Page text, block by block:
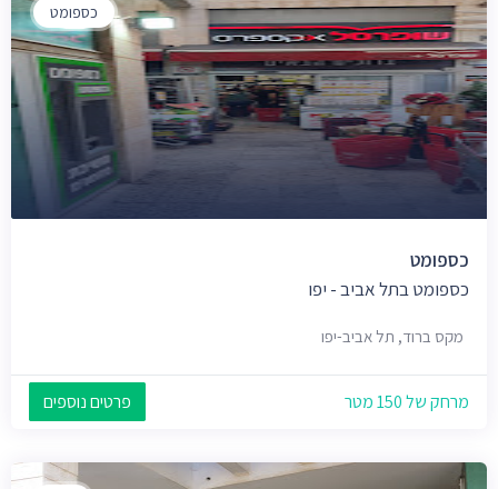
כספומט
כספומט
כספומט בתל אביב - יפו
מקס ברוד, תל אביב-יפו
מרחק של 150 מטר פרטים נוספים